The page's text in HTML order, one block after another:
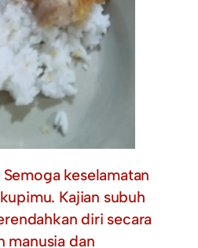
keselamatan
Kajian subuh
diri secara
manusia dan